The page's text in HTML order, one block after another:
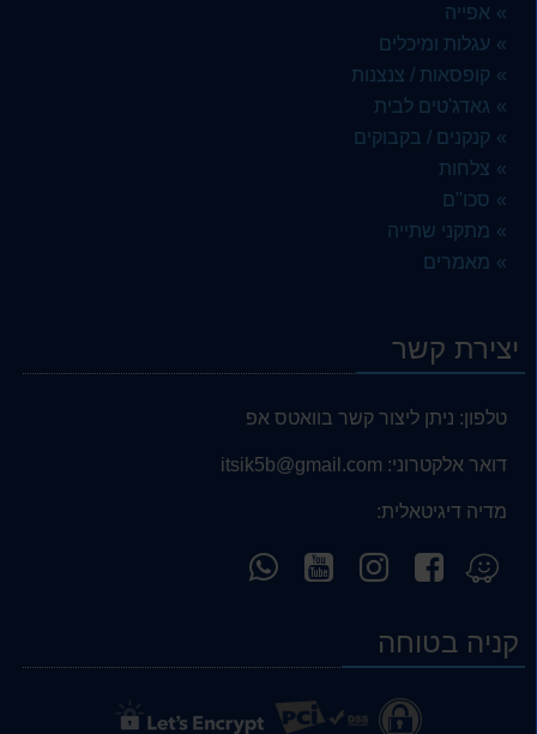
אפייה
עגלות ומיכלים
קופסאות / צנצנות
גאדג'טים לבית
קנקנים / בקבוקים
צלחות
סכו''ם
מתקני שתייה
מאמרים
יצירת קשר
טלפון: ניתן ליצור קשר בוואטס אפ
דואר אלקטרוני: itsik5b@gmail.com
מדיה דיגיטאלית:
מצא
אותנו
Waze
עקוב
אחרינו
facebook
עקוב
אחרינו
עקוב
אחרינו
קניה בטוחה